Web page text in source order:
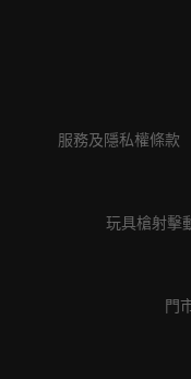
服務及隱私權條款
玩具槍射擊
門